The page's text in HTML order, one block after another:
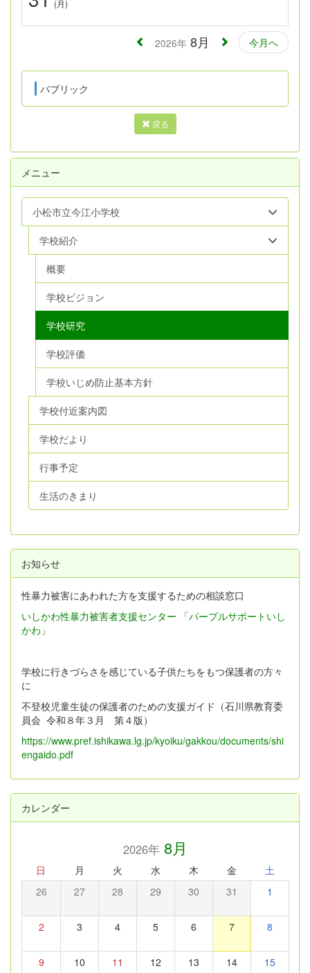
(月)
2026年 8月 今月へ
パブリック
戻る
メニュー
小松市立今江小学校
学校紹介
概要
学校ビジョン
学校研究
学校評価
学校いじめ防止基本方針
学校付近案内図
学校だより
行事予定
生活のきまり
お知らせ
性暴力被害にあわれた方を支援するための相談窓口
いしかわ性暴力被害者支援センター 「パープルサポートいし
かわ」
学校に行きづらさを感じている子供たちをもつ保護者の方々
に
不登校児童生徒の保護者のための支援ガイド（石川県教育委
員会 令和８年３月 第４版）
https://www.pref.ishikawa.lg.jp/kyoiku/gakkou/documents/shi
engaido.pdf
カレンダー
2026年8月
日 月 火 水 木 金 土
26 27 28 29 30 31 1
2 3 4 5 6 7 8
9 10 11 12 13 14 15